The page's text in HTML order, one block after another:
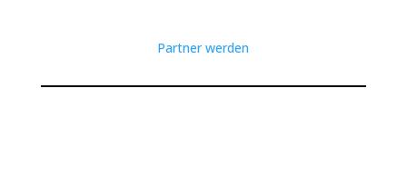
Partner werden